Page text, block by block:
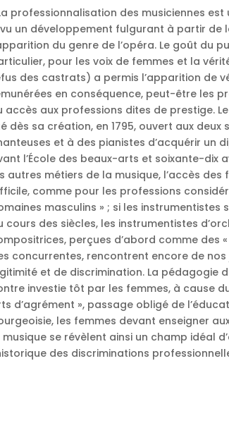
professionnalisation des musiciennes est
un développement fulgurant à partir de
du genre de l’opéra. Le goût du
pour les voix de femmes et la
des castrats) a permis l’apparition de
en conséquence, peut-être les
accès aux professions dites de prestige.
dès sa création, en 1795, ouvert aux deux
et à des pianistes d’acquérir un
l’École des beaux-arts et soixante-dix
autres métiers de la musique, l’accès des
comme pour les professions
masculins » ; si les instrumentistes
cours des siècles, les instrumentistes
perçues d’abord comme des
concurrentes, rencontrent encore de
et de discrimination. La pédagogie
investie tôt par les femmes, à cause
d’agrément », passage obligé de
les femmes devant enseigner
musique se révèlent ainsi un champ idéal
des discriminations